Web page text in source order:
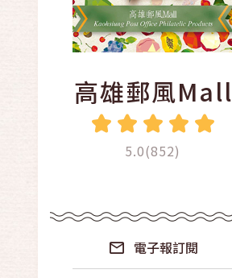
高雄郵風Mall
5.0(852)
電子報訂閱